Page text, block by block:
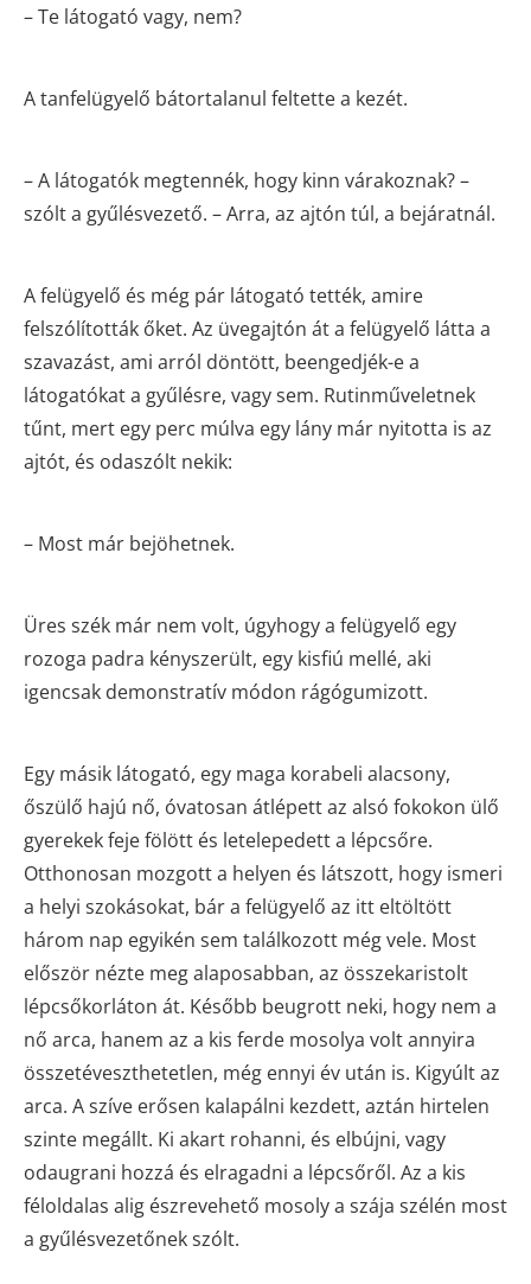
– Te látogató vagy, nem?
A tanfelügyelő bátortalanul feltette a kezét.
– A látogatók megtennék, hogy kinn várakoznak? –
szólt a gyűlésvezető. – Arra, az ajtón túl, a bejáratnál.
A felügyelő és még pár látogató tették, amire
felszólították őket. Az üvegajtón át a felügyelő látta a
szavazást, ami arról döntött, beengedjék-e a
látogatókat a gyűlésre, vagy sem. Rutinműveletnek
tűnt, mert egy perc múlva egy lány már nyitotta is az
ajtót, és odaszólt nekik:
– Most már bejöhetnek.
Üres szék már nem volt, úgyhogy a felügyelő egy
rozoga padra kényszerült, egy kisfiú mellé, aki
igencsak demonstratív módon rágógumizott.
Egy másik látogató, egy maga korabeli alacsony,
őszülő hajú nő, óvatosan átlépett az alsó fokokon ülő
gyerekek feje fölött és letelepedett a lépcsőre.
Otthonosan mozgott a helyen és látszott, hogy ismeri
a helyi szokásokat, bár a felügyelő az itt eltöltött
három nap egyikén sem találkozott még vele. Most
először nézte meg alaposabban, az összekaristolt
lépcsőkorláton át. Később beugrott neki, hogy nem a
nő arca, hanem az a kis ferde mosolya volt annyira
összetéveszthetetlen, még ennyi év után is. Kigyúlt az
arca. A szíve erősen kalapálni kezdett, aztán hirtelen
szinte megállt. Ki akart rohanni, és elbújni, vagy
odaugrani hozzá és elragadni a lépcsőről. Az a kis
féloldalas alig észrevehető mosoly a szája szélén most
a gyűlésvezetőnek szólt.